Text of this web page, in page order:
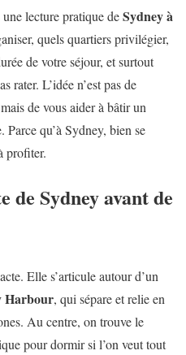
lecture pratique deSydney à
quels quartiers privilégier,
de votre séjour, et surtout
rater. L’idée n’est pas de
de vous aider à bâtir un
qu’à Sydney, bien se
profiter.
de Sydney avant de
Elle s’articule autour d’un
Harbour, qui sépare et relie en
Au centre, on trouve le
pour dormir si l’on veut tout